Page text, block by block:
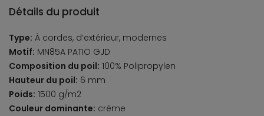
Détails du produit
Type: À cordes, d’extérieur, modernes
Motif: MN85A PATIO GJD
Composition du poil: 100% Polipropylen
Hauteur du poil: 6 mm
Poids: 1500 g/m2
Couleur dominante: crème